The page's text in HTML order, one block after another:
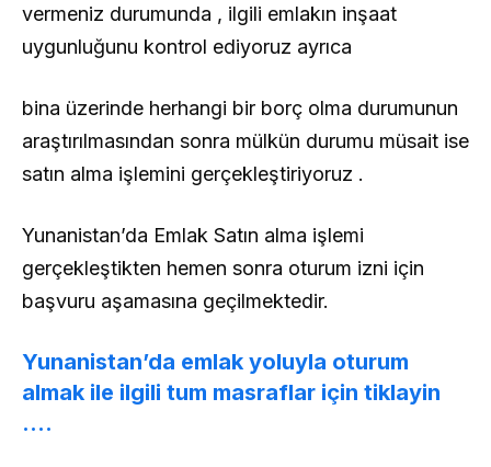
vermeniz durumunda , ilgili emlakın inşaat
uygunluğunu kontrol ediyoruz ayrıca
bina üzerinde herhangi bir borç olma durumunun
araştırılmasından sonra mülkün durumu müsait ise
satın alma işlemini gerçekleştiriyoruz .
Yunanistan’da Emlak Satın alma işlemi
gerçekleştikten hemen sonra oturum izni için
başvuru aşamasına geçilmektedir.
Yunanistan’da emlak yoluyla oturum
almak ile ilgili tum masraflar için tiklayin
….